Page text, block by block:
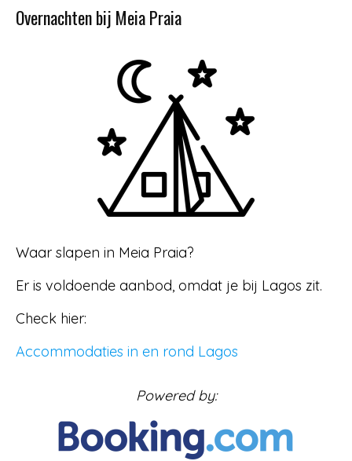
Overnachten bij Meia Praia
Waar slapen in Meia Praia?
Er is voldoende aanbod, omdat je bij Lagos zit.
Check hier:
Accommodaties in en rond Lagos
Powered by: